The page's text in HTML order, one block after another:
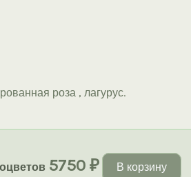
роза , лагурус.
5750 ₽ В корзину